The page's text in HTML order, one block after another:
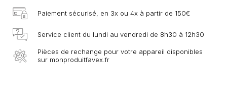
Paiement sécurisé, en 3x ou 4x à partir de 150€
Service client du lundi au vendredi de 8h30 à 12h30
Pièces de rechange pour votre appareil disponibles
sur monproduitfavex.fr